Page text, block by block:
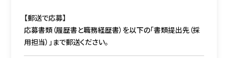
【郵送で応募】
応募書類（履歴書と職務経歴書）を以下の「書類提出先（採
用担当）」まで郵送ください。